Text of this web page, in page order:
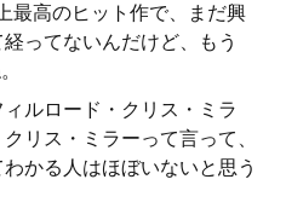
最高のヒット作で、まだ興
ってないんだけど、もう
ルロード・クリス・ミラ
リス・ミラーって言って、
かる人はほぼいないと思う